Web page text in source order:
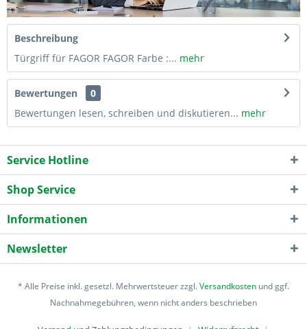
Beschreibung
Türgriff für FAGOR FAGOR Farbe :... mehr
Bewertungen
0
Bewertungen lesen, schreiben und diskutieren... mehr
Service Hotline
Shop Service
Informationen
Newsletter
* Alle Preise inkl. gesetzl. Mehrwertsteuer zzgl.Versandkosten und ggf.
Nachnahmegebühren, wenn nicht anders beschrieben